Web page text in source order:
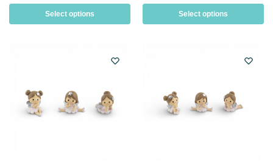
Select options Select options